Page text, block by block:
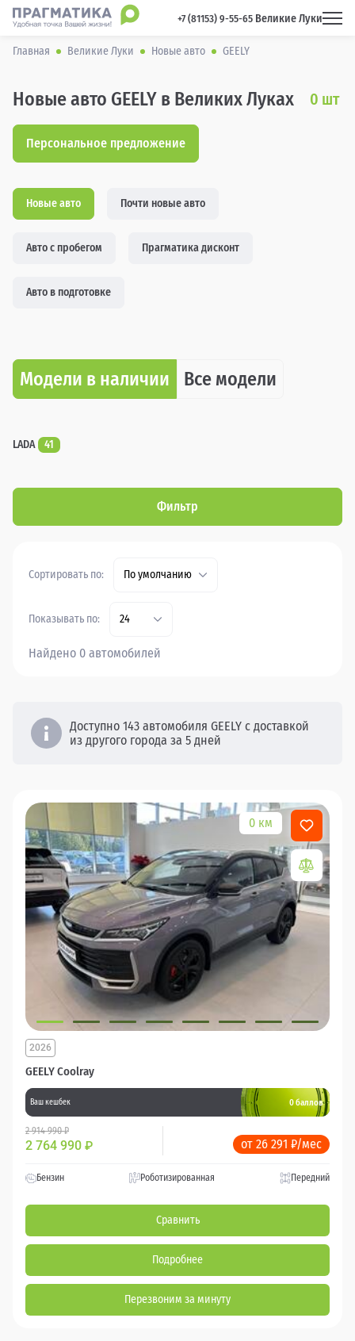
+7 (81153) 9-55-65 Великие Луки
Главная Великие Луки Новые авто GEELY
Новые авто GEELY в Великих Луках 0 шт
Персональное предложение
Новые авто Почти новые авто
Авто с пробегом Прагматика дисконт
Авто в подготовке
Модели в наличии Все модели
LADA 41
Фильтр
Сортировать по: По умолчанию
Показывать по: 24
Найдено 0 автомобилей
Доступно 143 автомобиля GEELY с доставкой
из другого города за 5 дней
0 км
GEELY Coolray
2026
Ваш кешбек 0 баллов
2 914 990 ₽
2 764 990 ₽ от 26 291 ₽/мес
Бензин Роботизированная Передний
Сравнить
Подробнее
Перезвоним за минуту